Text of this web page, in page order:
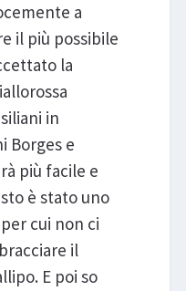
a
il più possibile
la
in
Borges e
più facile e
è stato uno
cui non ci
il
E poi so